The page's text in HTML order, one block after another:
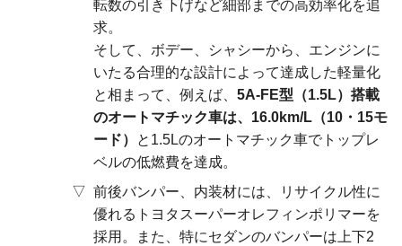
転数の引き下げなど細部までの高効率化を追
求。
そして、ボデー、シャシーから、エンジンに
いたる合理的な設計によって達成した軽量化
と相まって、例えば、 5A-FE型（1.5L）搭載
のオートマチック車は、16.0km/L（10・15モ
ード）
と1.5Lのオートマチック車でトップレ
ベルの低燃費を達成。
前後バンパー、内装材には、リサイクル性に
優れるトヨタスーパーオレフィンポリマーを
採用。また、特にセダンのバンパーは上下2